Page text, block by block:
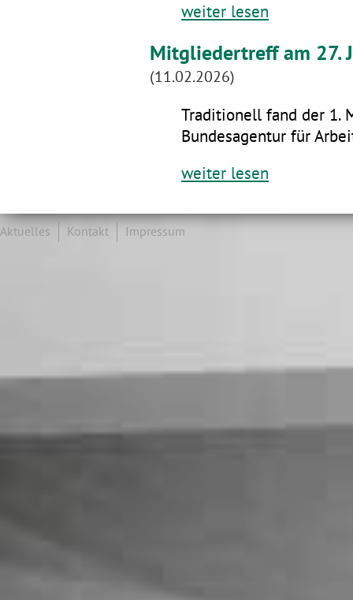
weiter lesen
Mitgliedertreff am 27.
(11.02.2026)
Traditionell fand der 1.
Bundesagentur für
weiter lesen
Aktuelles Kontakt Impressum